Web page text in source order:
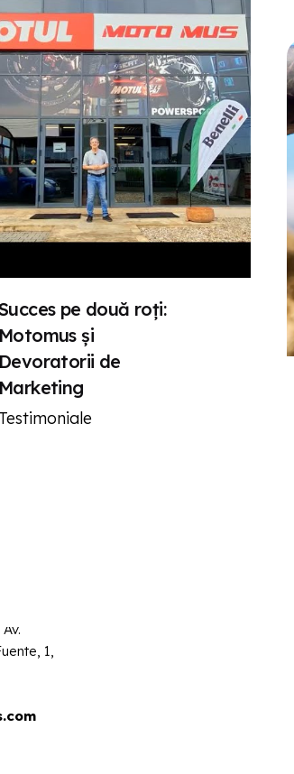
pe două roți:
Motomus și
Devoratorii de
Marketing
Testimoniale
1,
Meniu
Acasă
Despre Noi
Studii de caz
Testimoniale
Website Optimization
Authority & Trust Signals
SEO / AEO / AI